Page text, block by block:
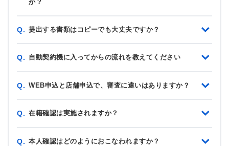
か？
Q. 提出する書類はコピーでも大丈夫ですか？
Q. 自動契約機に入ってからの流れを教えてください
Q. WEB申込と店舗申込で、審査に違いはありますか？
Q. 在籍確認は実施されますか？
Q. 本人確認はどのようにおこなわれますか？